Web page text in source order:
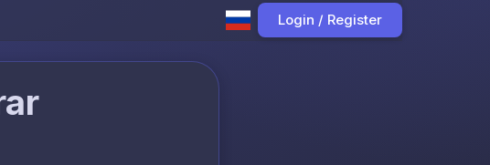
Login / Register